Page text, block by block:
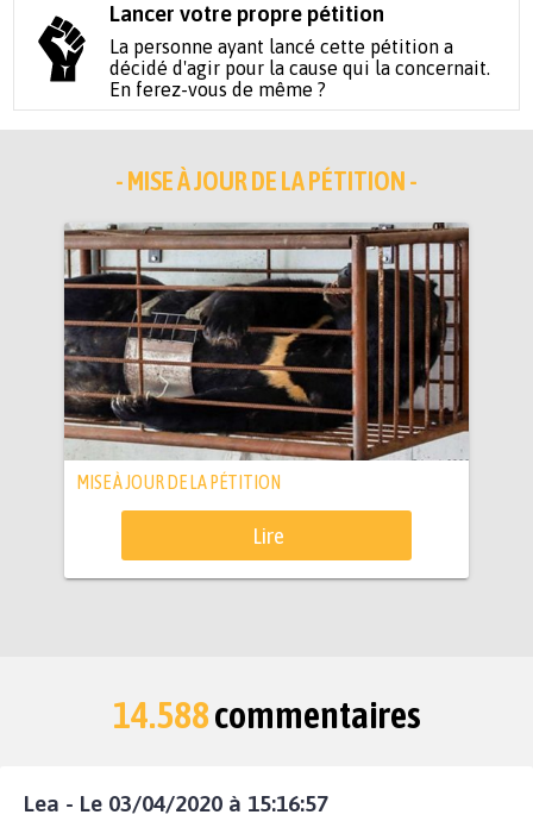
Lancer votre propre pétition
La personne ayant lancé cette pétition a
décidé d'agir pour la cause qui la concernait.
En ferez-vous de même ?
- MISE À JOUR DE LA PÉTITION -
MISE À JOUR DE LA PÉTITION
Lire
14.588commentaires
Lea - Le 03/04/2020 à 15:16:57